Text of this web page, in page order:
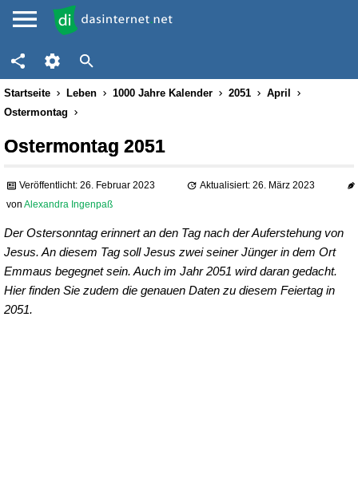
Startseite Leben 1000 Jahre Kalender 2051
April
Ostermontag
Ostermontag 2051
Veröffentlicht: 26. Februar 2023
Aktualisiert: 26. März 2023
von Alexandra Ingenpaß
Der Ostersonntag erinnert an den Tag nach der Auferstehung von
Jesus. An diesem Tag soll Jesus zwei seiner Jünger in dem Ort
Emmaus begegnet sein. Auch im Jahr 2051 wird daran gedacht.
Hier finden Sie zudem die genauen Daten zu diesem Feiertag in
2051.